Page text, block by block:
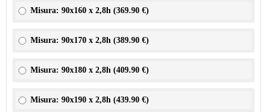
Misura: 90x160 x 2,8h (369.90 €)
Misura: 90x170 x 2,8h (389.90 €)
Misura: 90x180 x 2,8h (409.90 €)
Misura: 90x190 x 2,8h (439.90 €)